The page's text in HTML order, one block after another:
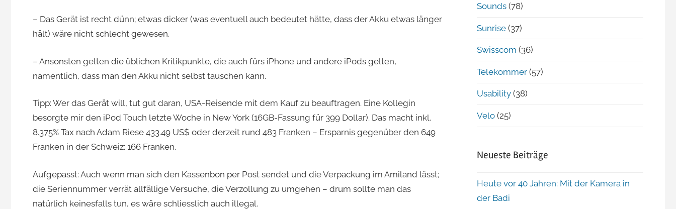
– Das Gerät ist recht dünn; etwas dicker (was eventuell auch bedeutet hätte, dass der Akku etwas länger
hält) wäre nicht schlecht gewesen.
– Ansonsten gelten die üblichen Kritikpunkte, die auch fürs iPhone und andere iPods gelten,
namentlich, dass man den Akku nicht selbst tauschen kann.
Tipp: Wer das Gerät will, tut gut daran, USA-Reisende mit dem Kauf zu beauftragen. Eine Kollegin
besorgte mir den iPod Touch letzte Woche in New York (16GB-Fassung für 399 Dollar). Das macht inkl.
8.375% Tax nach Adam Riese 433.49 US$ oder derzeit rund 483 Franken – Ersparnis gegenüber den 649
Franken in der Schweiz: 166 Franken.
Aufgepasst: Auch wenn man sich den Kassenbon per Post sendet und die Verpackung im Amiland lässt;
die Seriennummer verrät allfällige Versuche, die Verzollung zu umgehen – drum sollte man das
natürlich keinesfalls tun, es wäre schliesslich auch illegal.
Sounds (78)
Sunrise (37)
Swisscom (36)
Telekommer (57)
Usability (38)
Velo (25)
Neueste Beiträge
Heute vor 40 Jahren: Mit der Kamera in
der Badi